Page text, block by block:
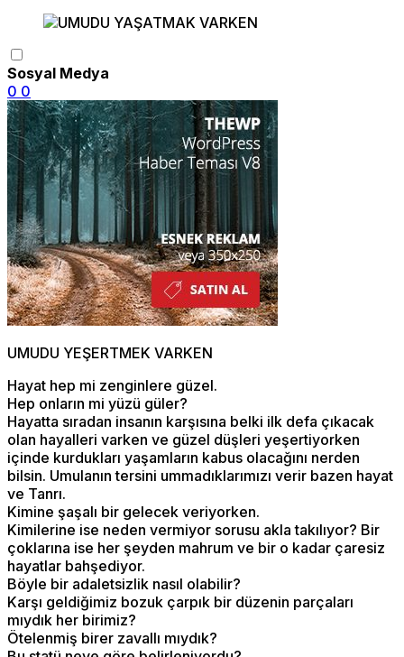
Sosyal Medya
0 0
UMUDU YEŞERTMEK VARKEN
Hayat hep mi zenginlere güzel.
Hep onların mi yüzü güler?
Hayatta sıradan insanın karşısına belki ilk defa çıkacak
olan hayalleri varken ve güzel düşleri yeşertiyorken
içinde kurdukları yaşamların kabus olacağını nerden
bilsin. Umulanın tersini ummadıklarımızı verir bazen hayat
ve Tanrı.
Kimine şaşalı bir gelecek veriyorken.
Kimilerine ise neden vermiyor sorusu akla takılıyor? Bir
çoklarına ise her şeyden mahrum ve bir o kadar çaresiz
hayatlar bahşediyor.
Böyle bir adaletsizlik nasıl olabilir?
Karşı geldiğimiz bozuk çarpık bir düzenin parçaları
mıydık her birimiz?
Ötelenmiş birer zavallı mıydık?